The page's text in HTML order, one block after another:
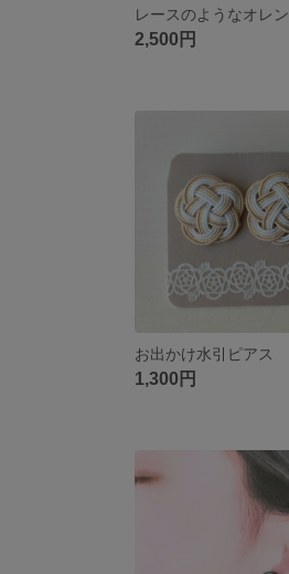
2,500円
お出かけ水引ピアス
1,300円